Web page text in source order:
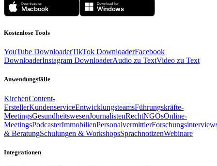
Kostenlose Tools
YouTube DownloaderTikTok DownloaderFacebook
DownloaderInstagram DownloaderAudio zu TextVideo zu Text
Anwendungsfälle
KirchenContent-
ErstellerKundenserviceEntwicklungsteamsFührungskräfte-
MeetingsGesundheitswesenJournalistenRechtNGOsOnline-
MeetingsPodcasterImmobilienPersonalvermittler
& BeratungSchulungen & WorkshopsSprachnotizenWebinare
Integrationen